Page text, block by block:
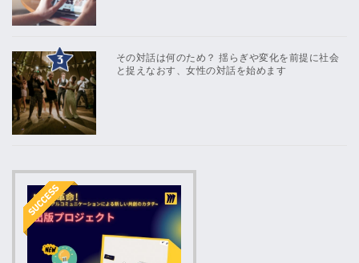
その対話は何のため？ 揺らぎや変化を前提に社会
と捉えなおす、女性の対話を始めます